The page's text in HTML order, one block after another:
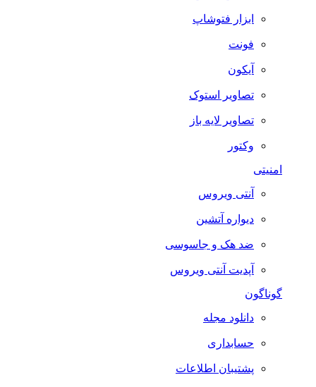
ابزار فتوشاپ
فونت
آیکون
تصاویر استوک
تصاویر لایه باز
وکتور
امنیتی
آنتی ویروس
دیواره آتشین
ضد هک و جاسوسی
آپدیت آنتی ویروس
گوناگون
دانلود مجله
حسابداری
پشتیبان اطلاعات